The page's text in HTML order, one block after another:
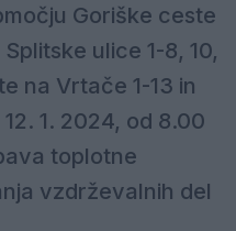
Goriške ceste
Splitske ulice 1-8, 10,
na Vrtače 1-13 in
1. 2024, od 8.00
toplotne
vzdrževalnih del